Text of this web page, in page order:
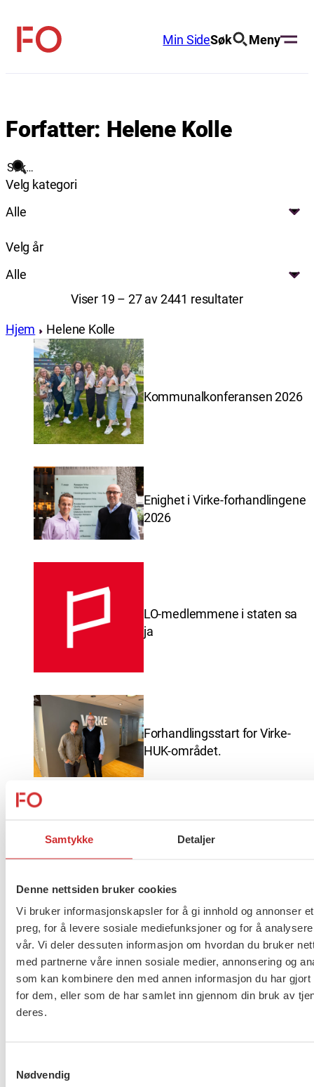
Samtykke Detaljer
Denne nettsiden bruker cookies
Vi bruker informasjonskapsler for å gi innhold og annonser
preg, for å levere sosiale mediefunksjoner og for å
vår. Vi deler dessuten informasjon om hvordan du bruker
med partnerne våre innen sosiale medier, annonsering og
som kan kombinere den med annen informasjon du har gjort
for dem, eller som de har samlet inn gjennom din bruk av
deres.
Nødvendig
innhold
FO
Min SideSøk Meny
Forfatter: Helene Kolle
Søk
Velg kategori
Alle
Velg år
Alle
Viser 19 – 27 av 2441 resultater
Hjem Helene Kolle
Kommunalkonferansen 2026
Enighet i Virke-forhandlingene
2026
LO-medlemmene i staten sa
ja
Forhandlingsstart for Virke-
HUK-området.
Er du Pensjonist i FO Viken?
Nyhetsbrev 1 – Sommer 2026
| FO Viken